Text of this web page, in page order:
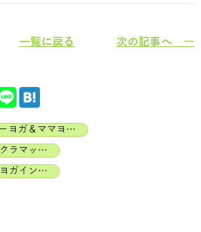
一覧に戻る 次の記事へ →
JAHA認定ベビーヨガ＆ママヨガインストラクター
JAHA認定ベビーチャクラマッサージインストラクター
JAHA認定骨盤スリムヨガインストラクター